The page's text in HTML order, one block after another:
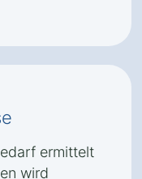
ermittelt
wird